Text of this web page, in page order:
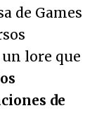
de Games
lore que
de